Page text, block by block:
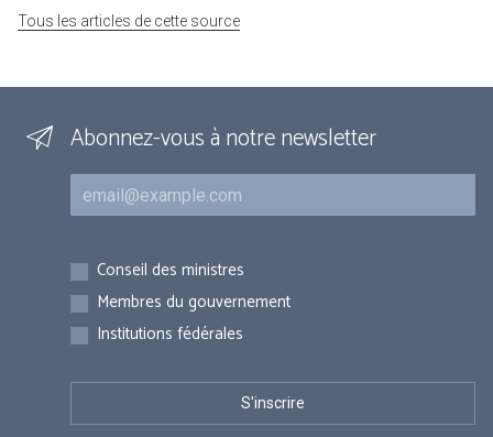
Tous les articles de cette source
Abonnez-vous à notre newsletter
Courriel
Inscriptions
Conseil des ministres
Membres du gouvernement
Institutions fédérales